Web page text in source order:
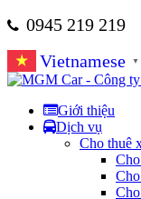
0945 219 219
Vietnamese
▼
Giới thiệu
Dịch vụ
Cho thuê